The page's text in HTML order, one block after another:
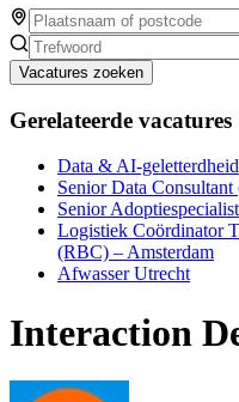
Vacatures zoeken
Gerelateerde vacatures
Data & AI-
Senior Data
Senior
Logistiek Coördinator
(RBC) – Amsterdam
Afwasser Utrecht
Interaction